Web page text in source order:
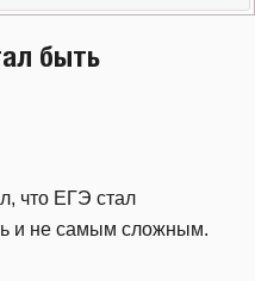
быть
что ЕГЭ стал
и не самым сложным.